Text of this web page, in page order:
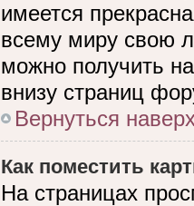
имеется
всему миру свою
можно получить
внизу страниц
Вернуться
Как поместить
На страницах